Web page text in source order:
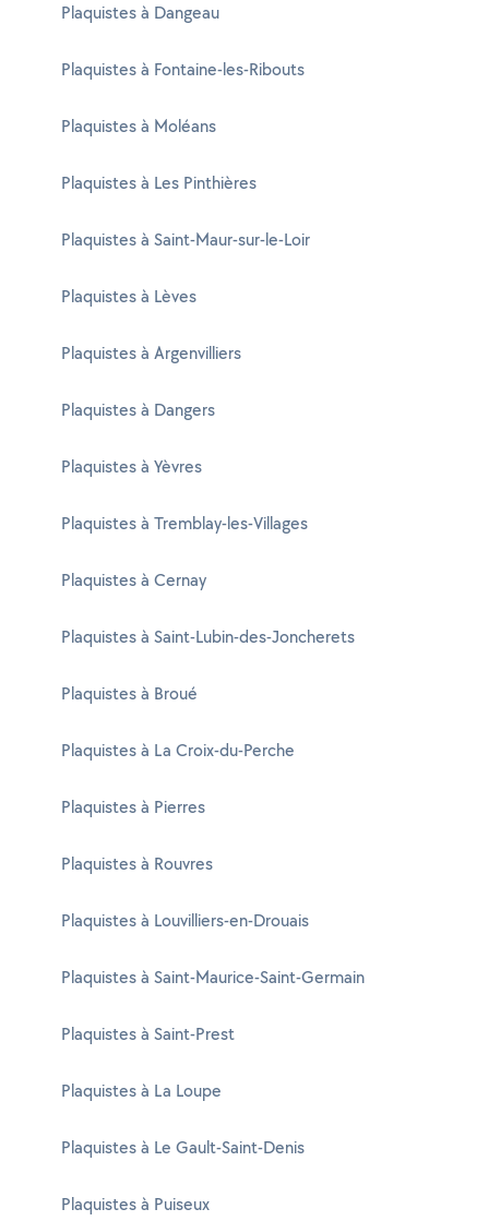
Plaquistes à Dangeau
Plaquistes à Fontaine-les-Ribouts
Plaquistes à Moléans
Plaquistes à Les Pinthières
Plaquistes à Saint-Maur-sur-le-Loir
Plaquistes à Lèves
Plaquistes à Argenvilliers
Plaquistes à Dangers
Plaquistes à Yèvres
Plaquistes à Tremblay-les-Villages
Plaquistes à Cernay
Plaquistes à Saint-Lubin-des-Joncherets
Plaquistes à Broué
Plaquistes à La Croix-du-Perche
Plaquistes à Pierres
Plaquistes à Rouvres
Plaquistes à Louvilliers-en-Drouais
Plaquistes à Saint-Maurice-Saint-Germain
Plaquistes à Saint-Prest
Plaquistes à La Loupe
Plaquistes à Le Gault-Saint-Denis
Plaquistes à Puiseux